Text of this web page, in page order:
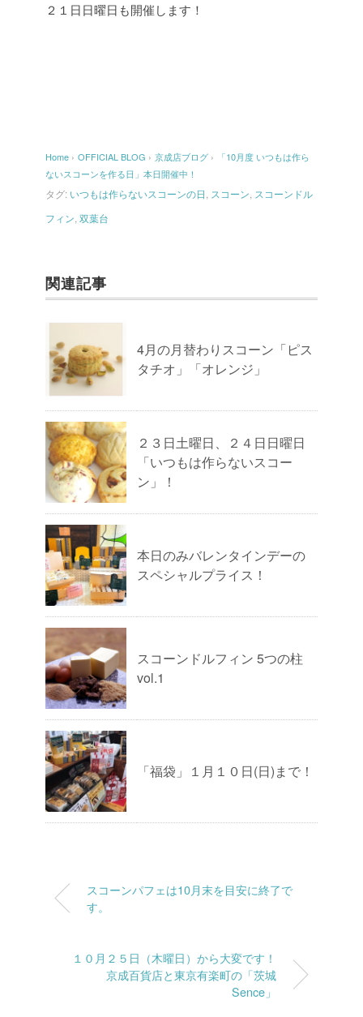
２１日日曜日も開催します！
Home › OFFICIAL BLOG › 京成店ブログ ›
「10月度 いつもは作ら
ないスコーンを作る日」本日開催中！
タグ: いつもは作らないスコーンの日 スコーン スコーンドル
フィン 双葉台
関連記事
4月の月替わりスコーン「ピス
タチオ」「オレンジ」
２３日土曜日、２４日日曜日
「いつもは作らないスコー
ン」！
本日のみバレンタインデーの
スペシャルプライス！
スコーンドルフィン 5つの柱
vol.1
「福袋」１月１０日(日)まで！
スコーンパフェは10月末を目安に終了で
す。
１０月２５日（木曜日）から大変です！
京成百貨店と東京有楽町の「茨城
Sence」